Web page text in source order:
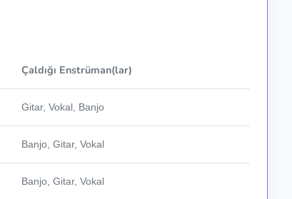
Çaldığı Enstrüman(lar)
Gitar, Vokal, Banjo
Banjo, Gitar, Vokal
Banjo, Gitar, Vokal